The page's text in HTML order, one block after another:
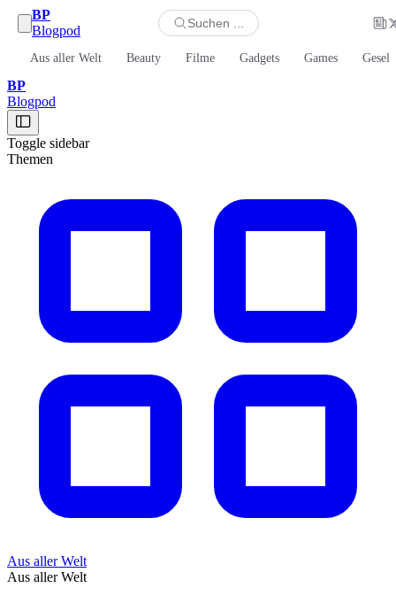
BP
Blogpod
Suchen ...
Aus aller Welt Beauty Filme Gadgets Games
BP
Blogpod
Toggle sidebar
Themen
Aus aller Welt
Aus aller Welt